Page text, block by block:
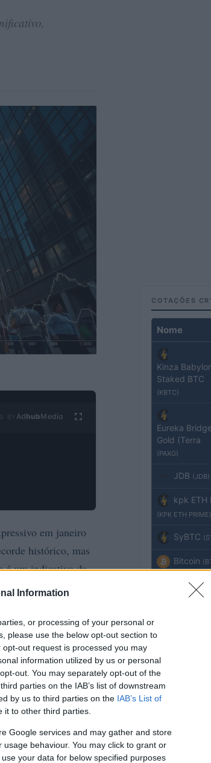
Information
or processing of your personal or
please use the below opt-out section to
out request is processed you may
information utilized by us or personal
out. You may separately opt-out of the
parties on the IAB’s list of downstream
by us to third parties on the IAB’s List of
it to other third parties.
Google services and may gather and store
behaviour. You may click to grant or
your data for below specified purposes
Ad hubMedia
em janeiro
histórico, mas
é um indicativo da
COTAÇÕES
Nome
Kinza
Staked BTC
(KBTC)
Eureka
Gold (Terra
(PAXG)
JDB (JDB)
kpk ETH
(KPK ETH PRIME)
SyBTC
Bitcoin
Ethereum
kpk ETH
1
Como o
dados está